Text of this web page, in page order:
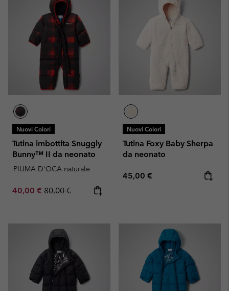
Nuovi Colori
Tutina imbottita Snuggly
Bunny™ II da neonato
PIUMA D'OCA naturale
Sale price:
40,00 € Regular price:
80,00 €
Nuovi Colori
Tutina Foxy Baby Sherpa
da neonato
Regular price:
45,00 €